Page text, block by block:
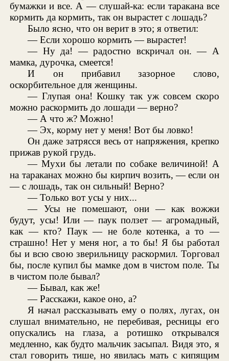
бумажки и все. А — слушай-ка: если таракана все
кормить да кормить, так он вырастет с лошадь?
Было ясно, что он верит в это; я ответил:
— Если хорошо кормить — вырастет!
— Ну да! — радостно вскричал он. — А
мамка, дурочка, смеется!
И он прибавил зазорное слово,
оскорбительное для женщины.
— Глупая она! Кошку так уж совсем скоро
можно раскормить до лошади — верно?
— А что ж? Можно!
— Эх, корму нет у меня! Вот бы ловко!
Он даже затрясся весь от напряжения, крепко
прижав рукой грудь.
— Мухи бы летали по собаке величиной! А
на тараканах можно бы кирпич возить, — если он
— с лошадь, так он сильный! Верно?
— Только вот усы у них...
— Усы не помешают, они — как вожжи
будут, усы! Или — паук ползет — агромадный,
как — кто? Паук — не боле котенка, а то —
страшно! Нет у меня ног, а то бы! Я бы работал
бы и всю свою зверильницу раскормил. Торговал
бы, после купил бы мамке дом в чистом поле. Ты
в чистом поле бывал?
— Бывал, как же!
— Расскажи, какое оно, а?
Я начал рассказывать ему о полях, лугах, он
слушал внимательно, не перебивая, ресницы его
опускались на глаза, а ротишко открывался
медленно, как будто мальчик засыпал. Видя это, я
стал говорить тише, но явилась мать с кипящим